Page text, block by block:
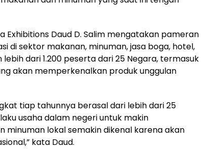
Exhibitions Daud D. Salim mengatakan pameran
di sektor makanan, minuman, jasa boga, hotel,
dari 1.200 peserta dari 25 Negara, termasuk
akan memperkenalkan produk unggulan
tiap tahunnya berasal dari lebih dari 25
usaha dalam negeri untuk makin
lokal semakin dikenal karena akan
kata Daud.